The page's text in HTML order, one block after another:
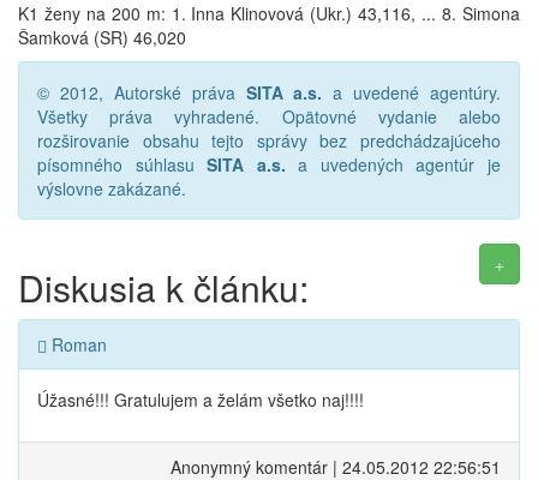
K1 ženy na 200 m: 1. Inna Klinovová (Ukr.) 43,116, ... 8. Simona
Šamková (SR) 46,020
© 2012, Autorské práva SITA a.s. a uvedené agentúry.
Všetky práva vyhradené. Opätovné vydanie alebo
rozširovanie obsahu tejto správy bez predchádzajúceho
písomného súhlasuSITA a.s. a uvedených agentúr je
výslovne zakázané.
Diskusia k článku:
Roman
Úžasné!!! Gratulujem a želám všetko naj!!!!
Anonymný komentár | 24.05.2012 22:56:51